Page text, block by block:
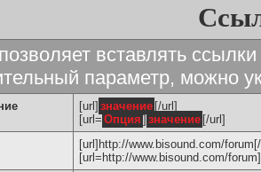
вставлять
параметр, можно
[url] значение [/url]
[url= Опция ] значение [/url]
[url]http://www.bisound.com/
[url=http://www.bisound.com/